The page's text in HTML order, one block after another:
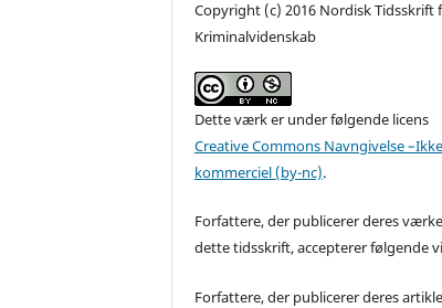
Copyright (c) 2016 Nordisk Tidsskrift
Kriminalvidenskab
Dette værk er under følgende licens
Creative Commons Navngivelse
kommerciel (by-nc).
Forfattere, der publicerer deres
dette tidsskrift, accepterer følgende
Forfattere, der publicerer deres